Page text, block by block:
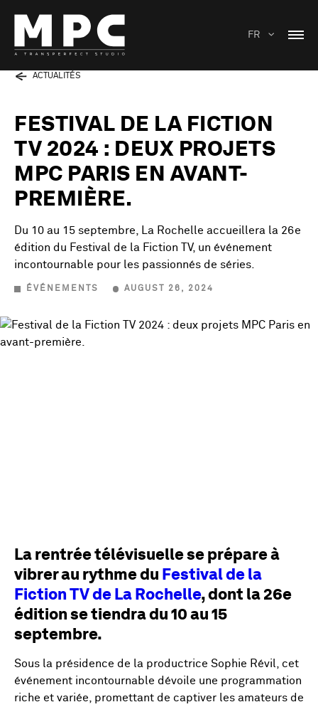
FR
ACTUALITÉS
FESTIVAL DE LA FICTION
TV 2024 : DEUX PROJETS
MPC PARIS EN AVANT-
PREMIÈRE.
Du 10 au 15 septembre, La Rochelle accueillera la 26e
édition du Festival de la Fiction TV, un événement
incontournable pour les passionnés de séries.
ÉVÉNEMENTS AUGUST 26, 2024
La rentrée télévisuelle se prépare à
vibrer au rythme du Festival de la
Fiction TV de La Rochelle, dont la 26e
édition se tiendra du 10 au 15
septembre.
Sous la présidence de la productrice Sophie Révil, cet
événement incontournable dévoile une programmation
riche et variée, promettant de captiver les amateurs de